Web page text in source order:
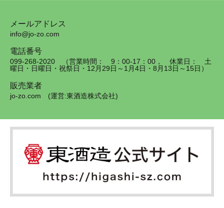
メールアドレス
info@jo-zo.com
電話番号
099-268-2020 （営業時間： 9：00-17：00， 休業日： 土
曜日・日曜日・祝祭日・12月29日～1月4日・8月13日～15日）
販売業者
jo-zo.com (運営:東酒造株式会社)